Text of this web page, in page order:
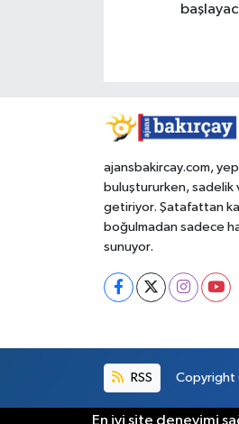
ajansbakircay.com,
buluştururken, sadelik
getiriyor. Şatafattan
boğulmadan sadece
sunuyor.
RSS Copyright
En iyi site deneyimi